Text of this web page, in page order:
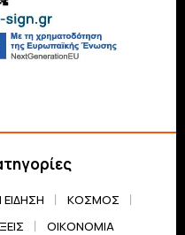
ΚΌΣΜΟΣ
ΟΙΚΟΝΟΜΊΑ